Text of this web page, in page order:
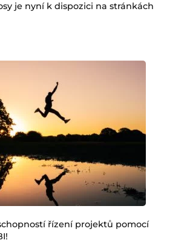
je nyní k dispozici na stránkách
řízení projektů pomocí